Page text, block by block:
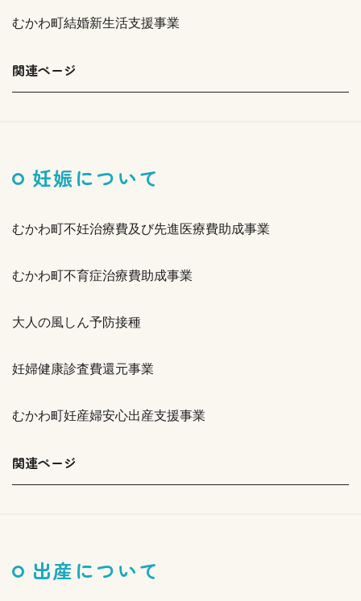
むかわ町結婚新生活支援事業
関連ページ
妊娠について
むかわ町不妊治療費及び先進医療費助成事業
むかわ町不育症治療費助成事業
大人の風しん予防接種
妊婦健康診査費還元事業
むかわ町妊産婦安心出産支援事業
関連ページ
出産について